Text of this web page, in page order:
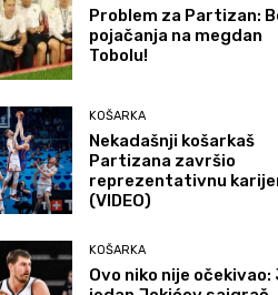
Problem za Partizan:
pojačanja na megdan
Tobolu!
KOŠARKA
Nekadašnji košarkaš
Partizana završio
reprezentativnu
(VIDEO)
KOŠARKA
Ovo niko nije očekivao: